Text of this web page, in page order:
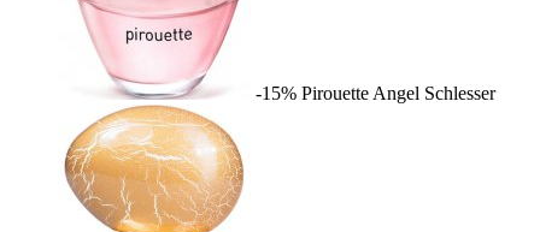
-15% Pirouette Angel Schlesser